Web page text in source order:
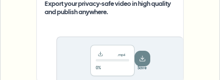
Export your privacy-safe video in high quality
and publish anywhere.
.mp4
78% ···